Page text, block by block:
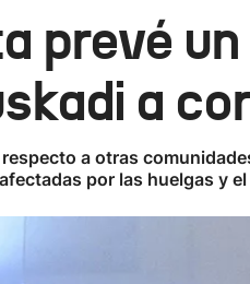
prevé
a
a otras
por las huelgas y